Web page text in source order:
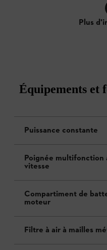
Plus
Équipements et
Puissance constante
Poignée multifonction
vitesse
Compartiment de
moteur
Filtre à air à mailles